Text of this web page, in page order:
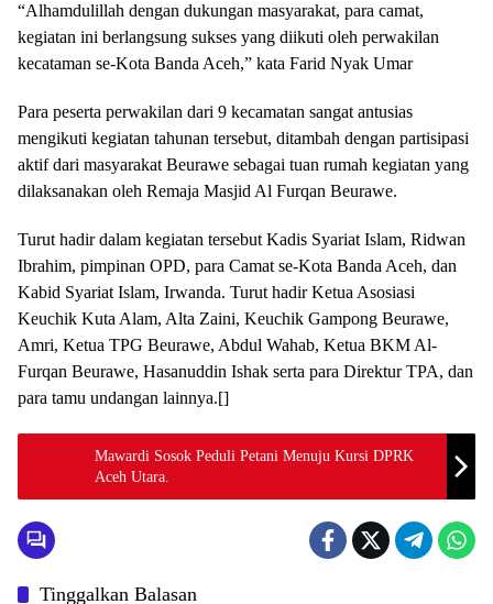
“Alhamdulillah dengan dukungan masyarakat, para camat,
kegiatan ini berlangsung sukses yang diikuti oleh perwakilan
kecataman se-Kota Banda Aceh,” kata Farid Nyak Umar
Para peserta perwakilan dari 9 kecamatan sangat antusias
mengikuti kegiatan tahunan tersebut, ditambah dengan partisipasi
aktif dari masyarakat Beurawe sebagai tuan rumah kegiatan yang
dilaksanakan oleh Remaja Masjid Al Furqan Beurawe.
Turut hadir dalam kegiatan tersebut Kadis Syariat Islam, Ridwan
Ibrahim, pimpinan OPD, para Camat se-Kota Banda Aceh, dan
Kabid Syariat Islam, Irwanda. Turut hadir Ketua Asosiasi
Keuchik Kuta Alam, Alta Zaini, Keuchik Gampong Beurawe,
Amri, Ketua TPG Beurawe, Abdul Wahab, Ketua BKM Al-
Furqan Beurawe, Hasanuddin Ishak serta para Direktur TPA, dan
para tamu undangan lainnya.[]
Mawardi Sosok Peduli Petani Menuju Kursi DPRK
Aceh Utara.
Tinggalkan Balasan